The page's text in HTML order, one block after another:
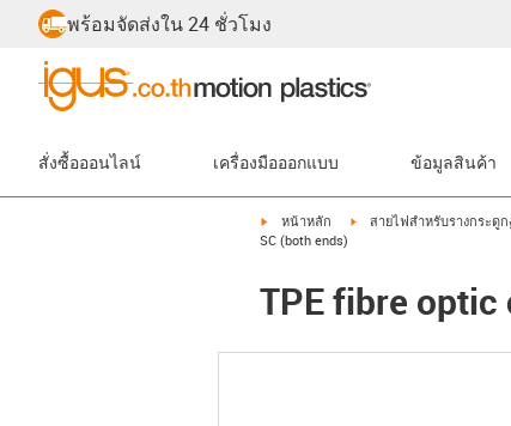
พร้อมจัดส่งใน 24 ชั่วโมง
สั่งซื้อออนไลน์ เครื่องมือออกแบบ ข้อมูลสินค้า
igus-icon-arrow-right
หน้าหลัก igus-icon-arrow-right
สายไฟสำหรับรางกระดูก
SC (both ends)
TPE fibre optic